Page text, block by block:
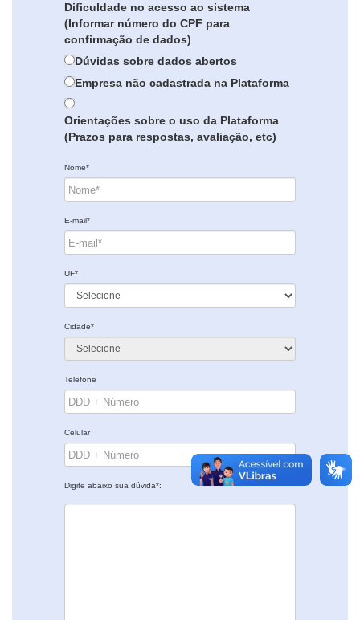
Dificuldade no acesso ao sistema
(Informar número do CPF para
confirmação de dados)
Dúvidas sobre dados abertos
Empresa não cadastrada na Plataforma
Orientações sobre o uso da Plataforma
(Prazos para respostas, avaliação, etc)
Nome*
E-mail*
UF*
Cidade*
Telefone
Celular
Digite abaixo sua dúvida*: